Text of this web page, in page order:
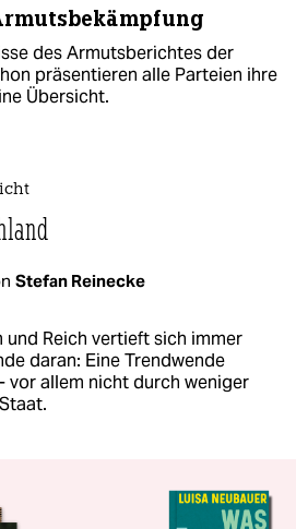
des Armutsberichtes der
präsentieren alle Parteien ihre
Übersicht.
Stefan Reinecke
und Reich vertieft sich immer
daran: Eine Trendwende
vor allem nicht durch weniger